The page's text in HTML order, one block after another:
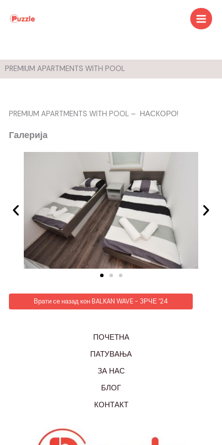
PREMIUM APARTMENTS WITH POOL
PREMIUM APARTMENTS WITH POOL – НАСКОРО!
Галерија
Врати се назад кон BALKAN WAVE - ЗРЧЕ '24
ПОЧЕТНА
ПАТУВАЊА
ЗА НАС
БЛОГ
КОНТАКТ